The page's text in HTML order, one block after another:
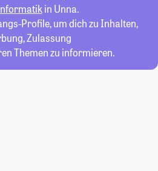
in Unna.
Profile, um dich zu Inhalten,
Zulassung
Themen zu informieren.